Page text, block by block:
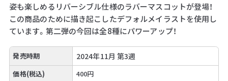
姿も楽しめるリバーシブル仕様のラバーマスコットが登場！
この商品のために描き起こしたデフォルメイラストを使用し
ています。第二弾の今回は全8種にパワーアップ！
発売時期 2024年11月 第3週
価格(税込)
400円